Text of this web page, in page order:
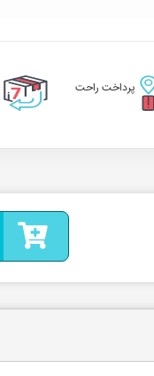
پرداخت راحت